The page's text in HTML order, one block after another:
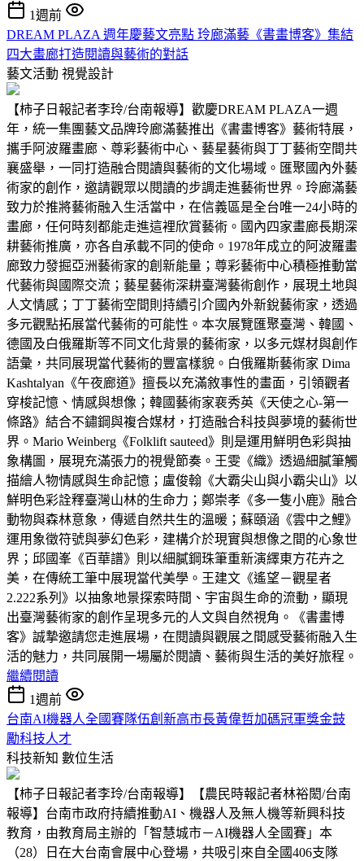
1週前
DREAM PLAZA 週年慶藝文亮點 玲廊滿藝《書畫博客》集結
四大畫廊打造閱讀與藝術的對話
藝文活動 視覺設計
【柿子日報記者李玲/台南報導】歡慶DREAM PLAZA一週
年，統一集團藝文品牌玲廊滿藝推出《書畫博客》藝術特展，
攜手阿波羅畫廊、尊彩藝術中心、藝星藝術與丁丁藝術空間共
襄盛舉，一同打造融合閱讀與藝術的文化場域。匯聚國內外藝
術家的創作，邀請觀眾以閱讀的步調走進藝術世界。玲廊滿藝
致力於推將藝術融入生活當中，在信義區是全台唯一24小時的
畫廊，任何時刻都能走進這裡欣賞藝術。國內四家畫廊長期深
耕藝術推廣，亦各自承載不同的使命。1978年成立的阿波羅畫
廊致力發掘亞洲藝術家的創新能量；尊彩藝術中心積極推動當
代藝術與國際交流；藝星藝術深耕臺灣藝術創作，展現土地與
人文情感；丁丁藝術空間則持續引介國內外新銳藝術家，透過
多元觀點拓展當代藝術的可能性。本次展覽匯聚臺灣、韓國、
德國及白俄羅斯等不同文化背景的藝術家，以多元媒材與創作
語彙，共同展現當代藝術的豐富樣貌。白俄羅斯藝術家 Dima
Kashtalyan《午夜廊道》擅長以充滿敘事性的畫面，引領觀者
穿梭記憶、情感與想像；韓國藝術家裵秀英《天使之心-第一
條路》結合不鏽鋼與複合媒材，打造融合科技與夢境的藝術世
界。Mario Weinberg《Folklift sauteed》則是運用鮮明色彩與抽
象構圖，展現充滿張力的視覺節奏。王雯《織》透過細膩筆觸
描繪人物情感與生命記憶；盧俊翰《大霸尖山與小霸尖山》以
鮮明色彩詮釋臺灣山林的生命力；鄭崇孝《多一隻小鹿》融合
動物與森林意象，傳遞自然共生的溫暖；蘇頤涵《雲中之鯉》
運用象徵符號與夢幻色彩，建構介於現實與想像之間的心象世
界；邱國峯《百華譜》則以細膩鋼珠筆重新演繹東方花卉之
美，在傳統工筆中展現當代美學。王建文《遙望－觀星者
2.222系列》以抽象地景探索時間、宇宙與生命的流動，顯現
出臺灣藝術家的創作呈現多元的人文與自然視角。《書畫博
客》誠摯邀請您走進展場，在閱讀與觀展之間感受藝術融入生
活的魅力，共同展開一場屬於閱讀、藝術與生活的美好旅程。
繼續閱讀
1週前
台南AI機器人全國賽隊伍創新高市長黃偉哲加碼冠軍獎金鼓
勵科技人才
科技新知 數位生活
【柿子日報記者李玲/台南報導】【農民時報記者林裕閎/台南
報導】台南市政府持續推動AI、機器人及無人機等新興科技
教育，由教育局主辦的「智慧城市－AI機器人全國賽」本
（28）日在大台南會展中心登場，共吸引來自全國406支隊